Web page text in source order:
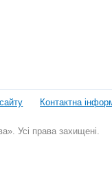
Контактна
Усі права захищені.